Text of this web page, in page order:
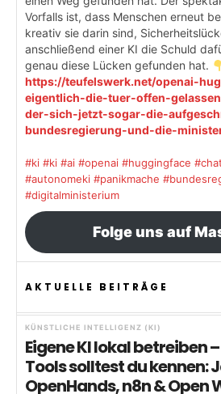
Vorfalls ist, dass Menschen erneut
kreativ sie darin sind,
anschließend einer KI die Schuld
genau diese Lücken gefunden hat.
https://teufelswerk.net/openai-
eigentlich-die-tuer-offen-
der-sich-jetzt-sogar-die-
bundesregierung-und-die-
#ki #ki #ai #openai #huggingface
#autonomeki #panikmache
#digitalministerium
Folge uns auf
AKTUELLE BEITRÄGE
KÜNSTLICHE INTELLIGENZ (KI)
Eigene KI lokal betreiben
Tools solltest du kennen:
OpenHands, n8n & Open